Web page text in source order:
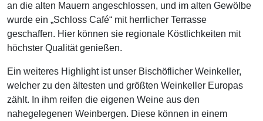
an die alten Mauern angeschlossen, und im alten Gewölbe
wurde ein „Schloss Café“ mit herrlicher Terrasse
geschaffen. Hier können sie regionale Köstlichkeiten mit
höchster Qualität genießen.
Ein weiteres Highlight ist unser Bischöflicher Weinkeller,
welcher zu den ältesten und größten Weinkeller Europas
zählt. In ihm reifen die eigenen Weine aus den
nahegelegenen Weinbergen. Diese können in einem